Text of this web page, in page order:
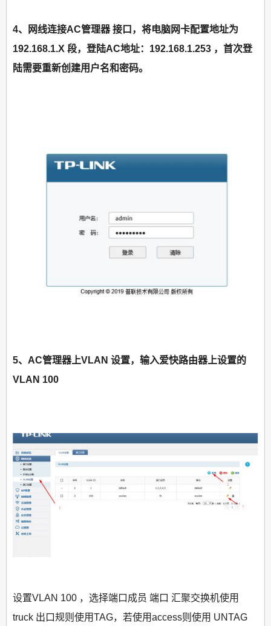
4、网线连接AC管理器 接口，将电脑网卡配置地址为
192.168.1.X 段，登陆AC地址：192.168.1.253 ，首次登
陆需要重新创建用户名和密码。
5、AC管理器上VLAN 设置，输入爱快路由器上设置的
VLAN 100
设置VLAN 100 ，选择端口成员 端口 汇聚交换机使用
truck 出口规则使用TAG，若使用access则使用 UNTAG